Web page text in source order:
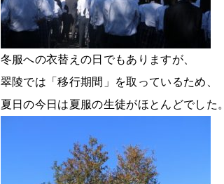
冬服への衣替えの日でもありますが、
翠陵では「移行期間」を取っているため、
夏日の今日は夏服の生徒がほとんどでした。